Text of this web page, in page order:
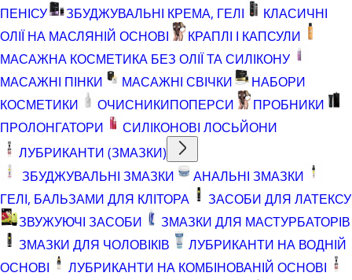
ПЕНІСУ
ЗБУДЖУВАЛЬНІ КРЕМА, ГЕЛІ
КЛАСИЧНІ
ОЛІЇ НА МАСЛЯНІЙ ОСНОВІ
КРАПЛІ І КАПСУЛИ
МАСАЖНА КОСМЕТИКА БЕЗ ОЛІЇ ТА СИЛІКОНУ
МАСАЖНІ ПІНКИ
МАСАЖНІ СВІЧКИ
НАБОРИ
КОСМЕТИКИ
ОЧИСНИКИПОПЕРСИ
ПРОБНИКИ
ПРОЛОНГАТОРИ
СИЛІКОНОВІ ЛОСЬЙОНИ
ЛУБРИКАНТИ (ЗМАЗКИ)
ЗБУДЖУВАЛЬНІ ЗМАЗКИ
АНАЛЬНІ ЗМАЗКИ
ГЕЛІ, БАЛЬЗАМИ ДЛЯ КЛІТОРА
ЗАСОБИ ДЛЯ ЛАТЕКСУ
ЗВУЖУЮЧІ ЗАСОБИ
ЗМАЗКИ ДЛЯ МАСТУРБАТОРІВ
ЗМАЗКИ ДЛЯ ЧОЛОВІКІВ
ЛУБРИКАНТИ НА ВОДНІЙ
ОСНОВІ
ЛУБРИКАНТИ НА КОМБІНОВАНІЙ ОСНОВІ